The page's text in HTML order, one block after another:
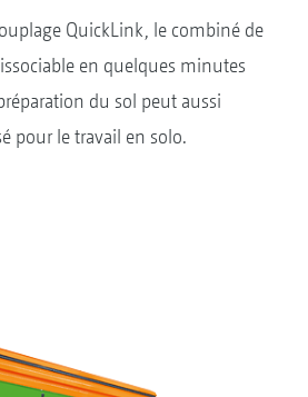
QuickLink, le combiné de
en quelques minutes
du sol peut aussi
pour le travail en solo.